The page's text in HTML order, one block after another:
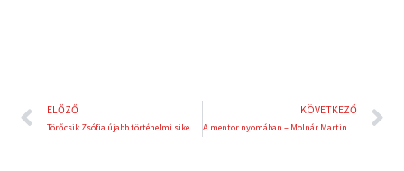
Előző
ELŐZŐ
Törőcsik Zsófia újabb történelmi sikere: első nőként merült 100 méterre az Adriatic Depth Trophy-n
KÖVETKEZŐ
A mentor nyomában – Molnár Martin életre szóló élményeket szerzett a Hungaroringen